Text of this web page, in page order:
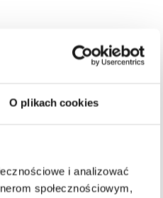
O plikach cookies
i analizować
społecznościowym,